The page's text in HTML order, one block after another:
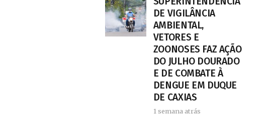
DE VIGILÂNCIA
AMBIENTAL,
VETORES E
ZOONOSES FAZ AÇÃO
DO JULHO DOURADO
E DE COMBATE À
DENGUE EM DUQUE
DE CAXIAS
1 semana atrás